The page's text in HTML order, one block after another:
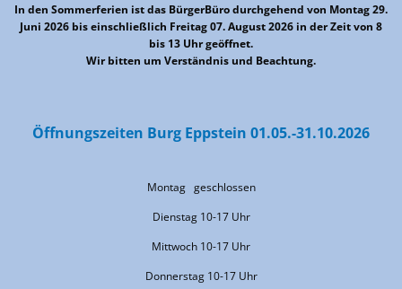
In den Sommerferien ist das BürgerBüro durchgehend von Montag 29.
Juni 2026 bis einschließlich Freitag 07. August 2026 in der Zeit von 8
bis 13 Uhr geöffnet.
Wir bitten um Verständnis und Beachtung.
Öffnungszeiten Burg Eppstein 01.05.-31.10.2026
Montag geschlossen
Dienstag 10-17 Uhr
Mittwoch 10-17 Uhr
Donnerstag 10-17 Uhr